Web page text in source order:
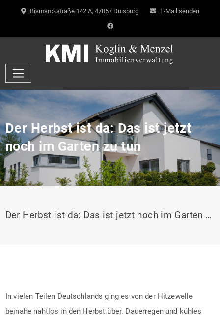
Bismarckstraße 142 A, 47057 Duisburg E-Mail senden
Der Herbst ist da: Das ist jetzt
noch im Garten zu tun
Der Herbst ist da: Das ist jetzt noch im Garten zu tun
In vielen Teilen Deutschlands ging es von der Hitzewelle
beinahe nahtlos in den Herbst über. Dauerregen und kühles